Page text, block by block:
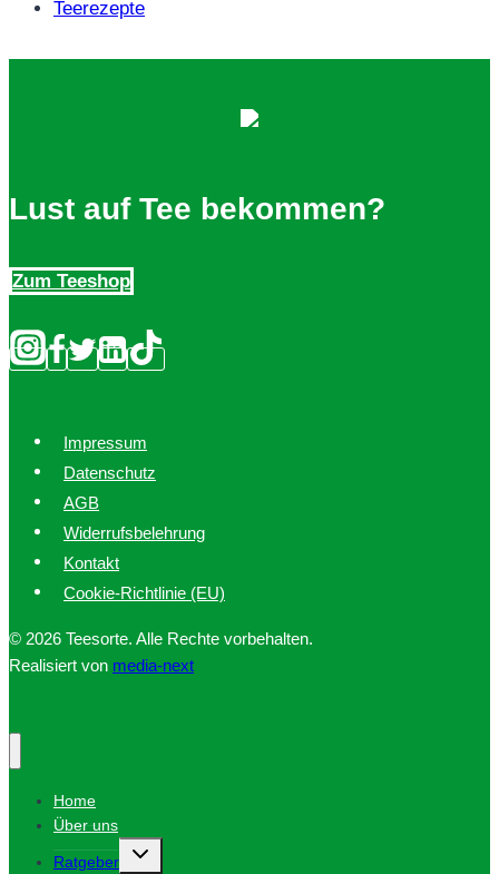
Teerezepte
Lust auf Tee bekommen?
Zum Teeshop
Impressum
Datenschutz
AGB
Widerrufsbelehrung
Kontakt
Cookie-Richtlinie (EU)
© 2026 Teesorte. Alle Rechte vorbehalten.
Realisiert von media-next
Home
Über uns
Ratgeber
Untermenü
umschalten